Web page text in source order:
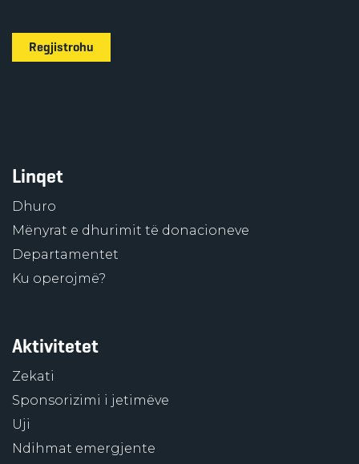
Regjistrohu
Linqet
Dhuro
Mënyrat e dhurimit të donacioneve
Departamentet
Ku operojmë?
Aktivitetet
Zekati
Sponsorizimi i jetimëve
Uji
Ndihmat emergjente